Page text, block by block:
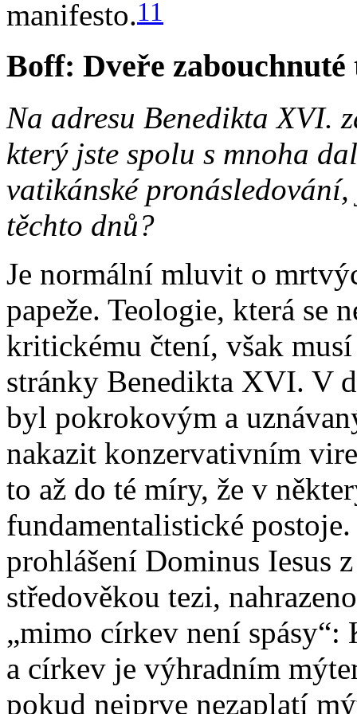
manifesto.11
Boff: Dveře
Na adresu Benedikta XVI.
který jste spolu s mnoha
vatikánské
těchto dnů?
Je normální mluvit o
papeže. Teologie, která se
kritickému čtení, však
stránky Benedikta XVI. V
byl pokrokovým a
nakazit konzervativním
to až do té míry, že v
fundamentalistické
prohlášení Dominus Iesus
středověkou tezi,
„mimo církev není spásy“:
a církev je výhradním
pokud nejprve nezaplatí